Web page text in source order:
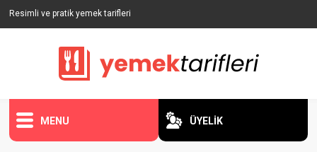
Resimli ve pratik yemek tarifleri
MENU ÜYELİK